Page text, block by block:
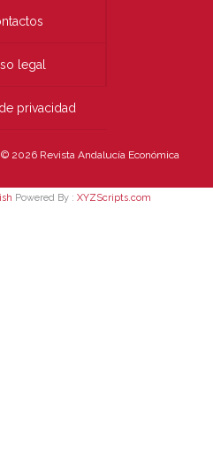
legal
privacidad
2026 Revista Andalucía Económica
Powered By : XYZScripts.com